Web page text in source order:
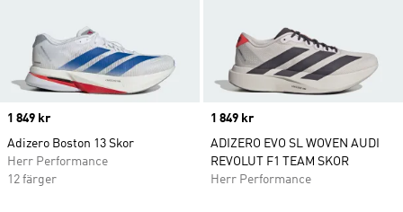
Price
1 849 kr
Adizero Boston 13 Skor
Herr Performance
12 färger
Price
1 849 kr
ADIZERO EVO SL WOVEN AUDI
REVOLUT F1 TEAM SKOR
Herr Performance